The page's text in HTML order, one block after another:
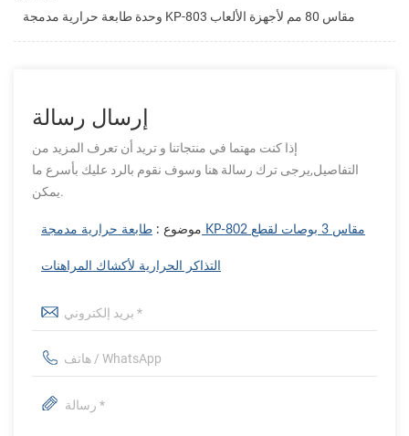
وحدة طابعة حرارية مدمجة KP-803 مقاس 80 مم لأجهزة الألعاب
إرسال رسالة
إذا كنت مهتما في منتجاتنا و تريد أن تعرف المزيد من
التفاصيل,يرجى ترك رسالة هنا وسوف نقوم بالرد عليك بأسرع ما
يمكن.
موضوع : طابعة حرارية مدمجة KP-802 مقاس 3 بوصات لقطع
التذاكر الحرارية لأكشاك المراهنات